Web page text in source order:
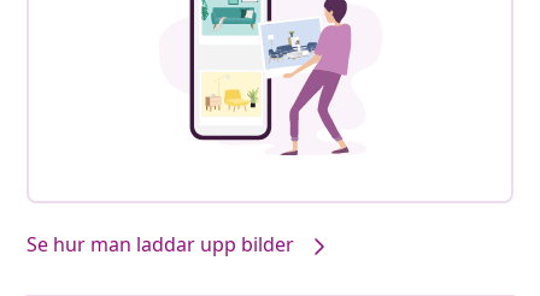
Se hur man laddar upp bilder